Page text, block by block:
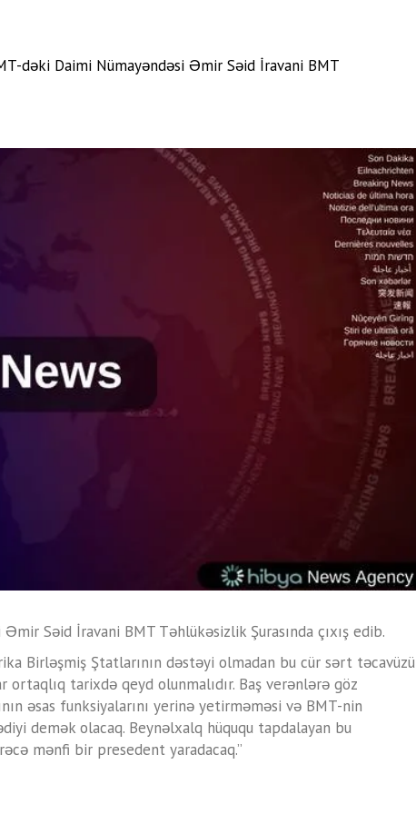
dəki Daimi Nümayəndəsi Əmir Səid İravani BMT
Səid İravani BMT Təhlükəsizlik Şurasında çıxış edib.
Birləşmiş Ştatlarının dəstəyi olmadan bu cür sərt təcavüzü
tarixdə qeyd olunmalıdır. Baş verənlərə göz
əsas funksiyalarını yerinə yetirməməsi və BMT-nin
demək olacaq. Beynəlxalq hüququ tapdalayan bu
mənfi bir presedent yaradacaq.”